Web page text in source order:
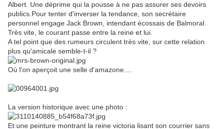
Albert. Une déprime qui la pousse à ne pas assurer ses devoirs
publics.Pour tenter d'inverser la tendance, son secrétaire
personnel engage Jack Brown, intendant écossais de Balmoral.
Très vite, le courant passe entre la reine et lui.
A tel point que des rumeurs circulent très vite, sur cette relation
plus qu'amicale semble-t-il ?
Où l'on aperçoit une selle d'amazone....
La version historique avec une photo :
Et une peinture montrant la reine victoria lisant son courrier sans